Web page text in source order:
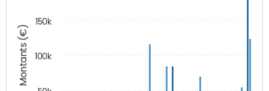
Montants (€) 100k
150k